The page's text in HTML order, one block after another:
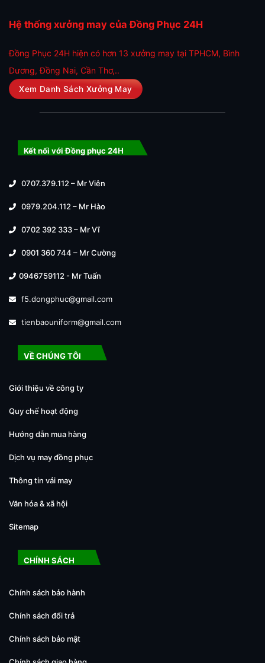
Hệ thống xưởng may của Đồng Phục 24H
Đồng Phục 24H hiện có hơn 13 xưởng may tại TPHCM, Bình
Dương, Đồng Nai, Cần Thơ,..
Xem Danh Sách Xưởng May
Kết nối với Đồng phục 24H
0707.379.112 – Mr Viên
0979.204.112 – Mr Hào
0702 392 333 – Mr Vĩ
0901 360 744 – Mr Cường
0946759112 - Mr Tuấn
f5.dongphuc@gmail.com
tienbaouniform@gmail.com
VỀ CHÚNG TÔI
Giới thiệu về công ty
Quy chế hoạt động
Hướng dẫn mua hàng
Dịch vụ may đồng phục
Thông tin vải may
Văn hóa & xã hội
Sitemap
CHÍNH SÁCH
Chính sách bảo hành
Chính sách đổi trả
Chính sách bảo mật